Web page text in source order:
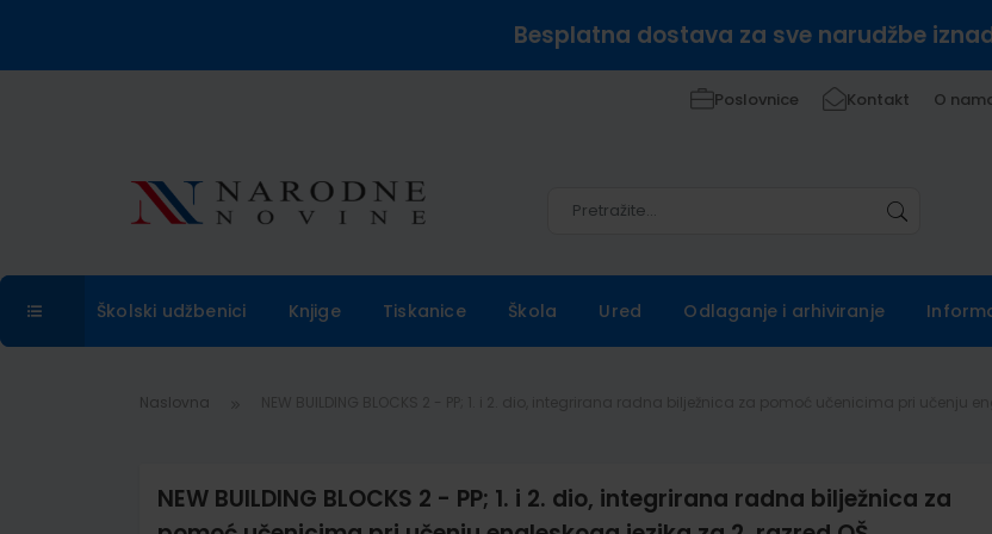
Besplatna dostava za sve narudžbe
Poslovnice Kontakt O
Školski udžbenici Knjige Tiskanice Škola Ured Odlaganje i arhiviranje
Naslovna
NEW BUILDING BLOCKS 2 - PP; 1. i 2. dio, integrirana radna bilježnica za